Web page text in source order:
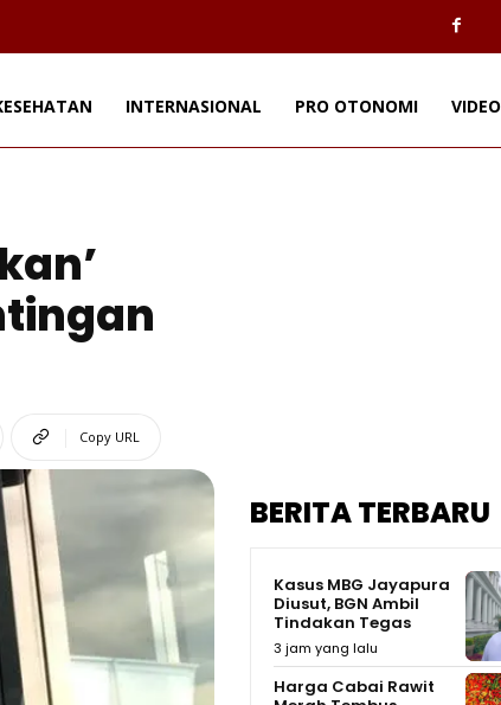
INTERNASIONAL PRO OTONOMI VIDEO
Copy URL
BERITA TERBARU
Kasus MBG Jayapura
Diusut, BGN Ambil
Tindakan Tegas
3 jam yang lalu
Harga Cabai Rawit